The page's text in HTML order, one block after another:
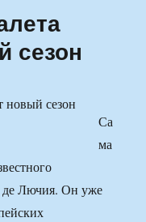
сезон
Са
ма
де Лючия. Он уже